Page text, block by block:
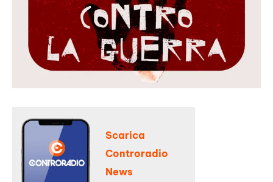
Scarica
Controradio
News